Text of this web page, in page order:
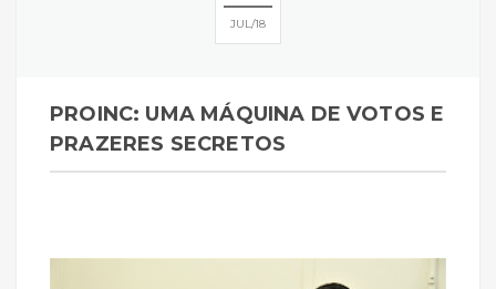
JUL 18
PROINC: UMA MÁQUINA DE VOTOS E
PRAZERES SECRETOS